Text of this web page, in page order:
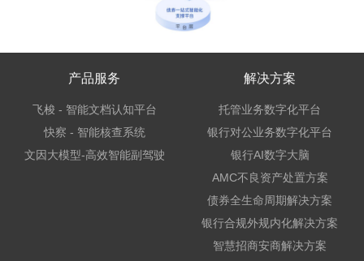
产品服务
飞梭 - 智能文档认知平台
快察 - 智能核查系统
文因大模型-高效智能副驾驶
解决方案
托管业务数字化平台
银行对公业务数字化平台
银行AI数字大脑
AMC不良资产处置方案
债券全生命周期解决方案
银行合规外规内化解决方案
智慧招商安商解决方案